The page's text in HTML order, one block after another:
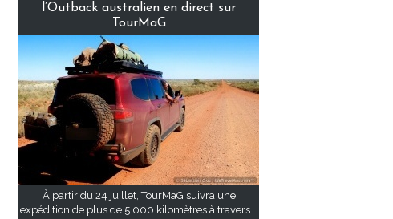
l’Outback australien en direct sur
TourMaG
À partir du 24 juillet, TourMaG suivra une
expédition de plus de 5 000 kilomètres à travers...